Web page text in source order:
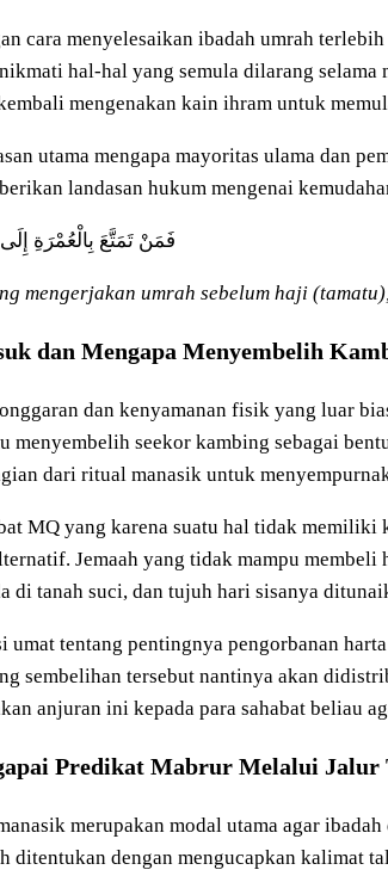
cara menyelesaikan ibadah umrah
hal-hal yang semula dilarang
mengenakan kain ihram untuk
utama mengapa mayoritas ulama dan
landasan hukum mengenai
فَمَنْ تَمَتَّعَ بِالْعُمْرَةِ
mengerjakan umrah sebelum haji
dan Mengapa Menyembelih
dan kenyamanan fisik yang luar
menyembelih seekor kambing sebagai
dari ritual manasik untuk
MQ yang karena suatu hal tidak
Jemaah yang tidak mampu
di tanah suci, dan tujuh hari sisanya
umat tentang pentingnya pengorbanan
sembelihan tersebut nantinya akan
anjuran ini kepada para sahabat beliau
Predikat Mabrur Melalui Jalur
merupakan modal utama agar
ditentukan dengan mengucapkan kalimat